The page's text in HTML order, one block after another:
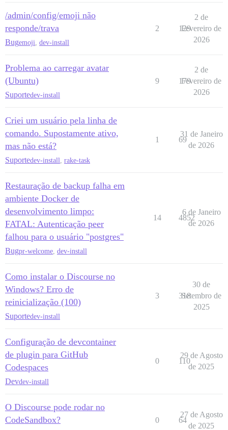
/admin/config/emoji não
responde/trava
Bugemoji dev-install
2 129
2 de
Fevereiro de
2026
Problema ao carregar avatar
(Ubuntu)
Suportedev-install
9 179
2 de
Fevereiro de
2026
Criei um usuário pela linha de
comando. Supostamente ativo,
mas não está?
Suportedev-install rake-task
1 69
31 de Janeiro
de 2026
Restauração de backup falha em
ambiente Docker de
desenvolvimento limpo:
FATAL: Autenticação peer
falhou para o usuário "postgres"
Bugpr-welcome dev-install
14 4852
6 de Janeiro
de 2026
Como instalar o Discourse no
Windows? Erro de
reinicialização (100)
Suportedev-install
3 318
30 de
Setembro de
2025
Configuração de devcontainer
de plugin para GitHub
Codespaces
Devdev-install
0 110
29 de Agosto
de 2025
O Discourse pode rodar no
CodeSandbox?
0 64
27 de Agosto
de 2025